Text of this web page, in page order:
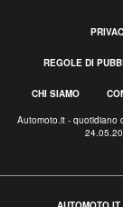
REGOLE DI
CHI SIAMO
Automoto.it - quotidiano